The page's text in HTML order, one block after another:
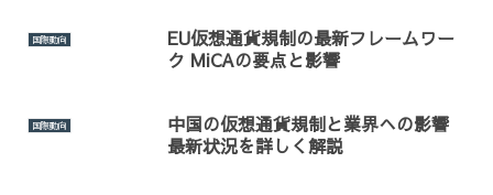
国際動向
EU仮想通貨規制の最新フレームワー
ク MiCAの要点と影響
国際動向
中国の仮想通貨規制と業界への影響
最新状況を詳しく解説